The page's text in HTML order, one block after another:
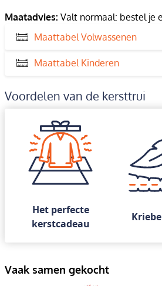
Maatadvies: Valt normaal: bestel je
Maattabel Volwassenen
Maattabel Kinderen
Voordelen van de kersttrui
Het perfecte
kerstcadeau
Vaak samen gekocht